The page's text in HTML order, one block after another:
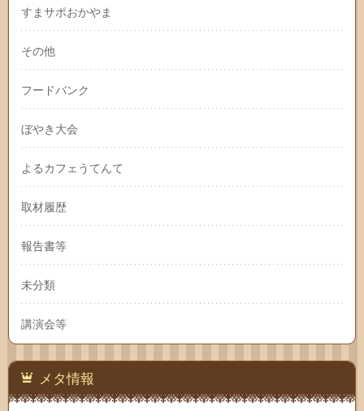
すまサポおかやま
その他
フードバンク
ぼやき大会
よるカフェうてんて
取材履歴
報告書等
未分類
講演会等
メタ情報